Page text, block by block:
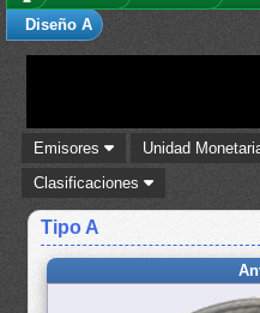
Diseño A
Emisores Unidad
Clasificaciones
Tipo A